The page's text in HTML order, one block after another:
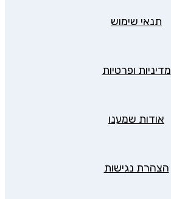
תנאי שימוש
מדיניות ופרטיות
אודות שמענו
הצהרת נגישות